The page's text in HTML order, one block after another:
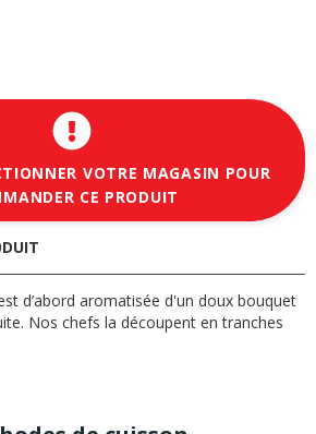
VOTRE MAGASIN POUR
CE PRODUIT
d’abord aromatisée d'un doux bouquet
Nos chefs la découpent en tranches